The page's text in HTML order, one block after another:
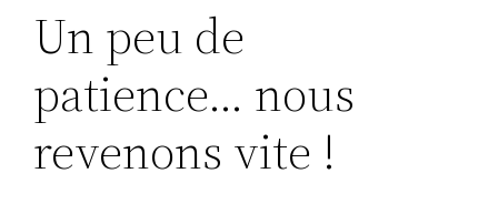
Un peu de
patience… nous
revenons vite !